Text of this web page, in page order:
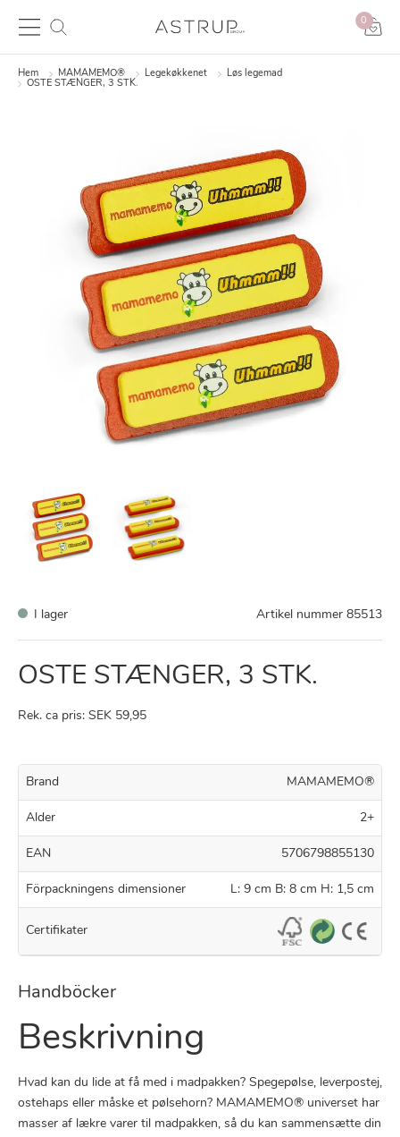
0
Hem MAMAMEMO® Legekøkkenet
Løs legemad
OSTE STÆNGER, 3 STK.
I lager Artikel nummer 85513
OSTE STÆNGER, 3 STK.
Rek. ca pris: SEK 59,95
Brand MAMAMEMO®
Alder 2+
EAN 5706798855130
Förpackningens dimensioner L: 9 cm B: 8 cm H: 1,5 cm
Certifikater
Handböcker
Beskrivning
Hvad kan du lide at få med i madpakken? Spegepølse, leverpostej,
ostehaps eller måske et pølsehorn? MAMAMEMO® universet har
masser af lækre varer til madpakken, så du kan sammensætte din